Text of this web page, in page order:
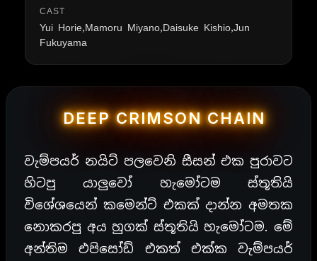
CAST
Yui Horie,Mamoru Miyano,Daisuke Kishio,Jun
Fukuyama
DEEP CRIMSON CHAIN
වැම්පයර් නයිට් පලවෙනි සීසන් එක පුරාවට
හිටපු යාලුවෝ හැමෝටම ස්තූතියි
විශේශයෙන් කමෙන්ට් එකක් දාන්න අමතක
නොකරපු අය හුගක් ස්තූතියි හැමෝටම. මේ
අන්තිම එපිසෝඩ් එකත් එක්ක වැම්පයර්